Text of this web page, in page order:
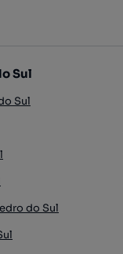
Sul
Sul
do Sul